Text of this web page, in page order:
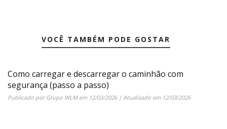
VOCÊ TAMBÉM PODE GOSTAR
Como carregar e descarregar o caminhão com
segurança (passo a passo)
Publicado porGrupo WLMem 12/03/2026| Atualizado em 12/03/2026